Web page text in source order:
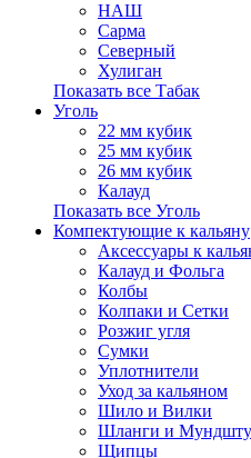
НАШ
Сарма
Северный
Хулиган
Показать все Табак
Уголь
22 мм кубик
25 мм кубик
26 мм кубик
Калауд
Показать все Уголь
Компектующие к кальяну
Аксессуары к
Калауд и Фольга
Колбы
Колпаки и Сетки
Розжиг угля
Сумки
Уплотнители
Уход за кальяном
Шило и Вилки
Шланги и
Щипцы